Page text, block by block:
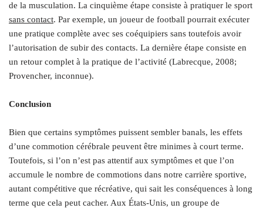
de la musculation. La cinquième étape consiste à pratiquer le sport
sans contact. Par exemple, un joueur de football pourrait exécuter
une pratique complète avec ses coéquipiers sans toutefois avoir
l’autorisation de subir des contacts. La dernière étape consiste en
un retour complet à la pratique de l’activité (Labrecque, 2008;
Provencher, inconnue).
Conclusion
Bien que certains symptômes puissent sembler banals, les effets
d’une commotion cérébrale peuvent être minimes à court terme.
Toutefois, si l’on n’est pas attentif aux symptômes et que l’on
accumule le nombre de commotions dans notre carrière sportive,
autant compétitive que récréative, qui sait les conséquences à long
terme que cela peut cacher. Aux États-Unis, un groupe de